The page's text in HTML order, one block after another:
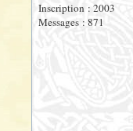
Inscription : 2003
Messages : 871